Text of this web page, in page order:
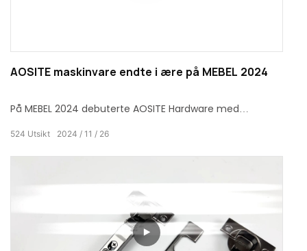
AOSITE maskinvare endte i ære på MEBEL 2024
På MEBEL 2024 debuterte AOSITE Hardware med
2024 11 26
524 Utsikt